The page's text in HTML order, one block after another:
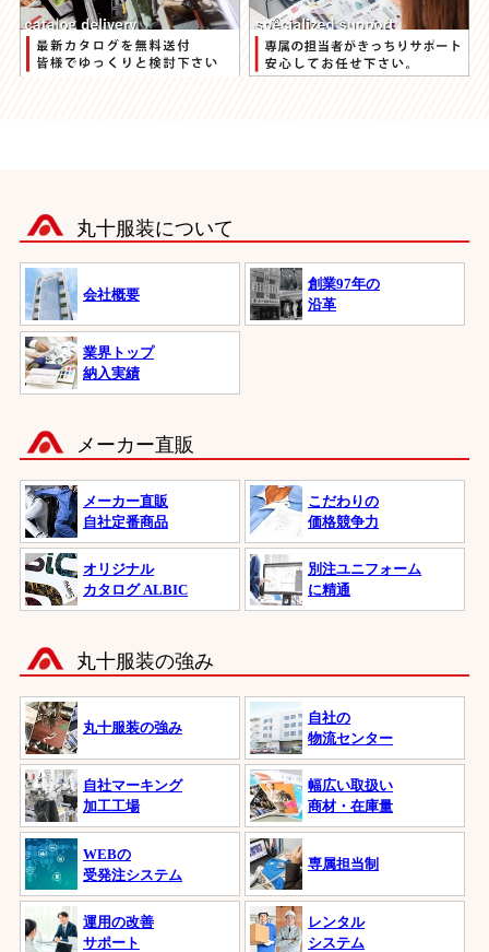
丸十服装について
会社概要
創業97年の
沿革
業界トップ
納入実績
メーカー直販
メーカー直販
自社定番商品
こだわりの
価格競争力
オリジナル
カタログ ALBIC
別注ユニフォーム
に精通
丸十服装の強み
丸十服装の強み
自社の
物流センター
自社マーキング
加工工場
幅広い取扱い
商材・在庫量
WEBの
受発注システム
専属担当制
運用の改善
サポート
レンタル
システム